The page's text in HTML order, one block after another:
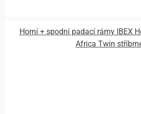
Horní + spodní padací rámy IBEX
Africa Twin